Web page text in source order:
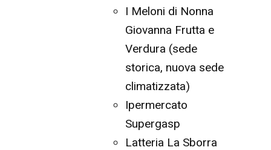
I Meloni di Nonna
Giovanna Frutta e
Verdura (sede
storica, nuova sede
climatizzata)
Ipermercato
Supergasp
Latteria La Sborra